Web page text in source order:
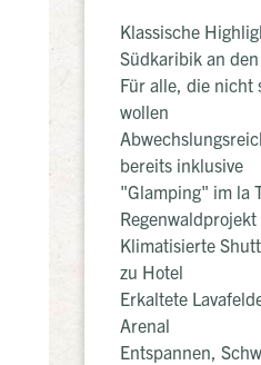
Klassische
Südkaribik an
Für alle, die nicht
wollen
bereits inklusive
"Glamping" im la
Regenwaldprojekt
Klimatisierte
zu Hotel
Erkaltete
Arenal
Entspannen,